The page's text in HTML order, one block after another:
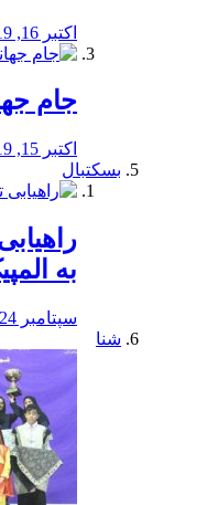
اکتبر 16, 2019
جام
اکتبر 15, 2019
بسکتبال
به
سپتامبر 24, 2019
شنا